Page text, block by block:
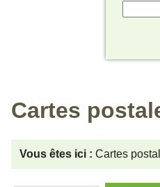
Cartes
Vous êtes ici : Cartes